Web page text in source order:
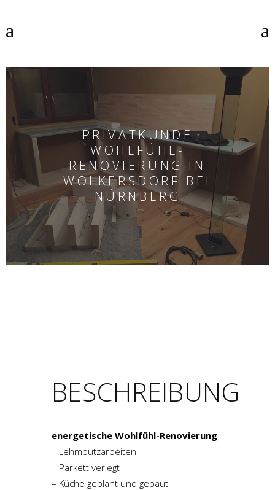
PRIVATKUNDE
WOHLFÜHL-
RENOVIERUNG IN
WOLKERSDORF BEI
NÜRNBERG
BESCHREIBUNG
energetische Wohlfühl-Renovierung
– Lehmputzarbeiten
– Parkett verlegt
– Küche geplant und gebaut